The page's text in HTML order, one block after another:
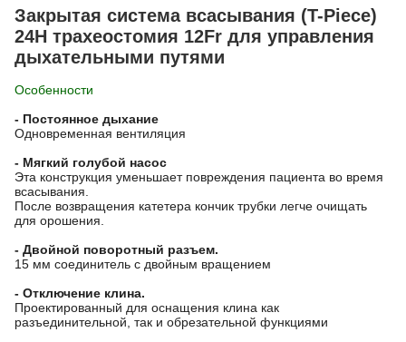
Закрытая система всасывания (T-Piece)
24H трахеостомия 12Fr для управления
дыхательными путями
Особенности
- Постоянное дыхание
Одновременная вентиляция
- Мягкий голубой насос
Эта конструкция уменьшает повреждения пациента во время
всасывания.
После возвращения катетера кончик трубки легче очищать
для орошения.
- Двойной поворотный разъем.
15 мм соединитель с двойным вращением
- Отключение клина.
Проектированный для оснащения клина как
разъединительной, так и обрезательной функциями